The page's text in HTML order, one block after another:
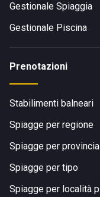
Gestionale Spiaggia
Gestionale Piscina
Prenotazioni
Stabilimenti balneari
Spiagge per regione
Spiagge per provincia
Spiagge per tipo
Spiagge per località